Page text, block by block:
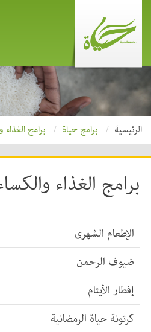
الرئيسية برامج حياة برامج الغذاء
برامج الغذاء
الإطعام الشهرى
ضيوف الرحمن
إفطار الأيتام
كرتونة حياة الرمضانية